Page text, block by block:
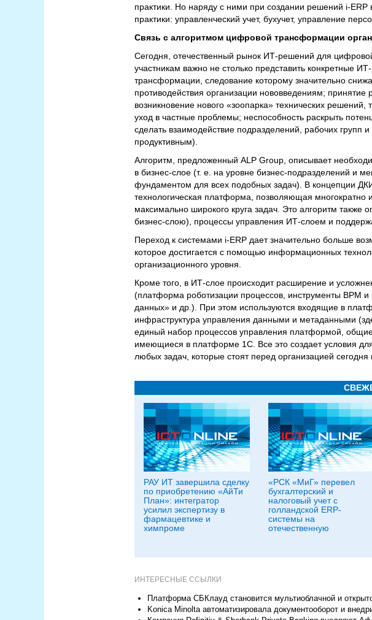
практики. Но наряду с ними при создании решений i-
практики: управленческий учет, бухучет, управление
Связь с алгоритмом цифровой трансформации
Сегодня, отечественный рынок ИТ-решений для
участникам важно не столько представить конкретные
трансформации, следование которому значительно
противодействия организации нововведениям;
возникновение нового «зоопарка» технических
уход в частные проблемы; неспособность раскрыть
сделать взаимодействие подразделений, рабочих групп
продуктивным).
Алгоритм, предложенный ALP Group, описывает
в бизнес-слое (т. е. на уровне бизнес-подразделений
фундаментом для всех подобных задач). В концепции
технологическая платформа, позволяющая многократно
максимально широкого круга задач. Это алгоритм
бизнес-слою), процессы управления ИТ-слоем и
Переход к системами i-ERP дает значительно больше
которое достигается с помощью информационных
организационного уровня.
Кроме того, в ИТ-слое происходит расширение и
(платформа роботизации процессов, инструменты BPM
данных» и др.). При этом используются входящие в
инфраструктура управления данными и метаданными
единый набор процессов управления платформой, общие
имеющиеся в платформе 1С. Все это создает условия
любых задач, которые стоят перед организацией
РАУ ИТ завершила сделку
по приобретению «АйТи
План»: интегратор
усилил экспертизу в
фармацевтике и
химпроме
«РСК «МиГ» перевел
бухгалтерский и
налоговый учет с
голландской ERP-
системы на
отечественную
ИНТЕРЕСНЫЕ ССЫЛКИ
Платформа СБКлауд становится мультиоблачной и
Konica Minolta автоматизировала документооборот и